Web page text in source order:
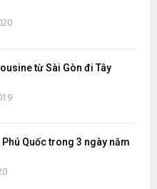
từ Sài Gòn đi Tây
Quốc trong 3 ngày năm